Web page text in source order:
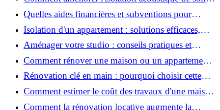
appartement ?
Quelles aides financières et subventions pour
rénover votre appartement en 2026 ?
Isolation d'un appartement : solutions efficaces,
prix et conseils
Aménager votre studio : conseils pratiques et
erreurs à éviter
Comment rénover une maison ou un appartement
avec 50 000 € : budget, étapes et astuces ?
Rénovation clé en main : pourquoi choisir cette
solution et à quoi faire attention ?
Comment estimer le coût des travaux d'une maison
?
Comment la rénovation locative augmente la